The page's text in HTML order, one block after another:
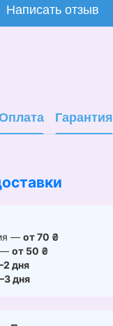
Написать отзыв
Гарантия
— от 70 ₴
— от 50 ₴
дня
дня